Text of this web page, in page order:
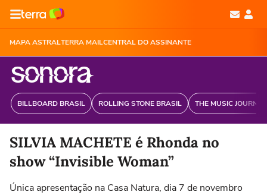
MAPA ASTRALTERRA MAILCENTRAL DO ASSINANTE
BILLBOARD BRASIL ROLLING STONE BRASIL THE MUSIC
SILVIA MACHETE é Rhonda no
show “Invisible Woman”
Única apresentação na Casa Natura, dia 7 de novembro